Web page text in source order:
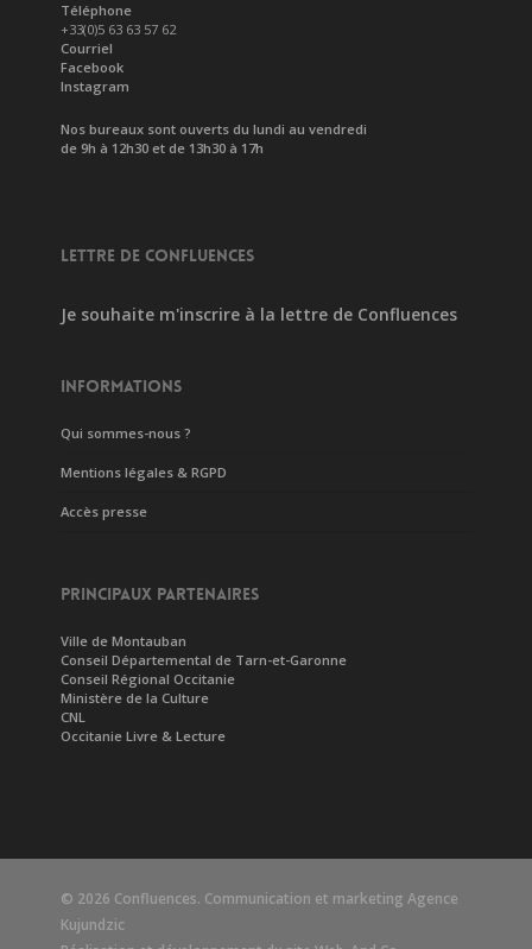
Téléphone
+33(0)5 63 63 57 62
Courriel
Facebook
Instagram
Nos bureaux sont ouverts du lundi au vendredi
de 9h à 12h30 et de 13h30 à 17h
LETTRE DE CONFLUENCES
Je souhaite m'inscrire à la lettre de Confluences
INFORMATIONS
Qui sommes-nous ?
Mentions légales & RGPD
Accès presse
PRINCIPAUX PARTENAIRES
Ville de Montauban
Conseil Départemental de Tarn-et-Garonne
Conseil Régional Occitanie
Ministère de la Culture
CNL
Occitanie Livre & Lecture
© 2026 Confluences. Communication et marketing Agence
Kujundzic